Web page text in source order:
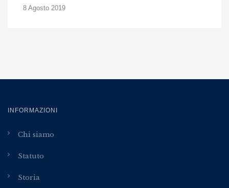
8 Agosto 2019
INFORMAZIONI
Chi siamo
Statuto
Storia